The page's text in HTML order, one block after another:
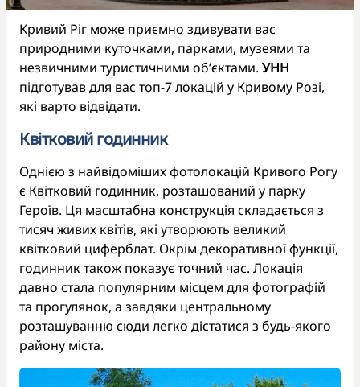
Кривий Ріг може приємно здивувати вас
природними куточками, парками, музеями та
незвичними туристичними об’єктами. УНН
підготував для вас топ-7 локацій у Кривому Розі,
які варто відвідати.
Квітковий годинник
Однією з найвідоміших фотолокацій Кривого Рогу
є Квітковий годинник, розташований у парку
Героїв. Ця масштабна конструкція складається з
тисяч живих квітів, які утворюють великий
квітковий циферблат. Окрім декоративної функції,
годинник також показує точний час. Локація
давно стала популярним місцем для фотографій
та прогулянок, а завдяки центральному
розташуванню сюди легко дістатися з будь-якого
району міста.